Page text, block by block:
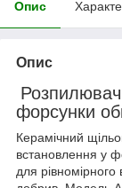
Опис
Опис
форсунки
Керамічний
встановлення у
для рівномірного